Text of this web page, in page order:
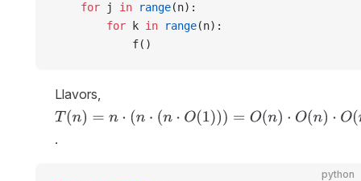
    for
j in range(n):
        for
k in range(n):
            f()
Llavors,
T (n)= n·( n·( n O( 1) ))= O (n)·O(n) O( n)=O( n 3)
.
python